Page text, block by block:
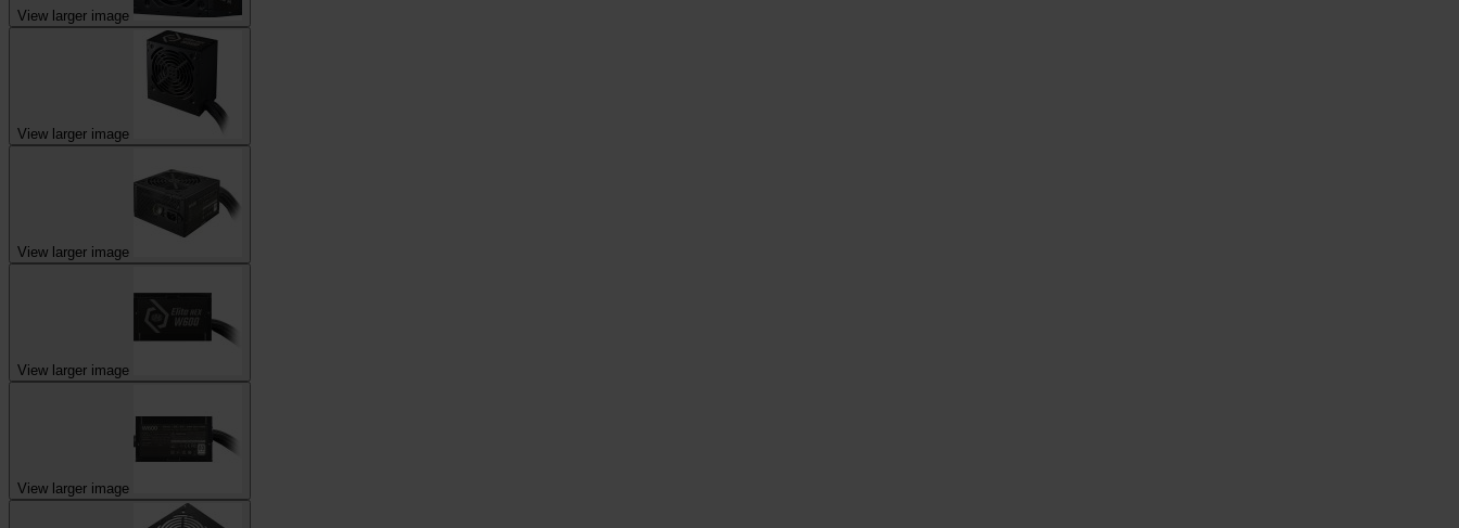
View larger image
View larger image
View larger image
View larger image
View larger image